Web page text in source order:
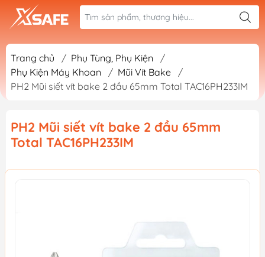
Trang chủ / Phụ Tùng, Phụ Kiện
/
Phụ Kiện Máy Khoan
/ Mũi Vít Bake
/
PH2 Mũi siết vít bake 2 đầu 65mm Total TAC16PH233IM
PH2 Mũi siết vít bake 2 đầu 65mm
Total TAC16PH233IM